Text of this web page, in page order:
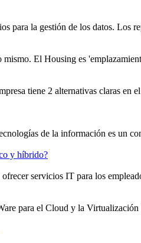
para la gestión de los datos. Los
mismo. El Housing es
tiene 2 alternativas claras en
de la información es un
y híbrido?
servicios IT para los
para el Cloud y la Virtualización